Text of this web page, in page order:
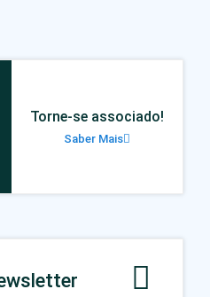
Torne-se associado!
Saber Mais